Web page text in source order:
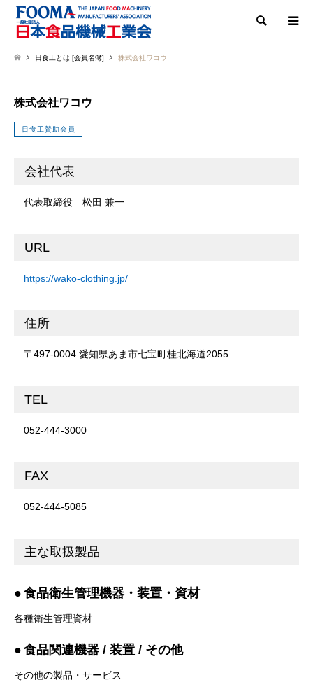
検索
日食工とは [会員名簿] 株式会社ワコウ
株式会社ワコウ
日食工賛助会員
会社代表
代表取締役 松田 兼一
URL
https://wako-clothing.jp/
住所
〒497-0004 愛知県あま市七宝町桂北海道2055
TEL
052-444-3000
FAX
052-444-5085
主な取扱製品
食品衛生管理機器・装置・資材
各種衛生管理資材
食品関連機器 / 装置 / その他
その他の製品・サービス